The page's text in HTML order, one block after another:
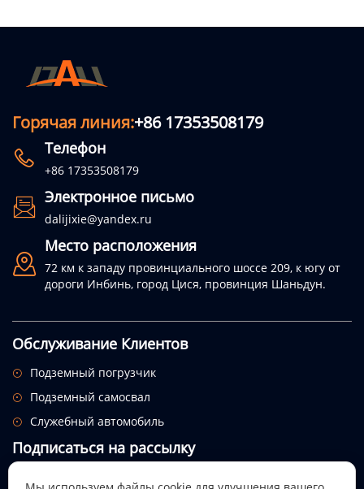
Горячая линия:+86 17353508179
 Телефон
+86 17353508179
 Электронное письмо
dalijixie@yandex.ru

Место расположения
72 км к западу провинциального шоссе 209, к югу от
дороги Инбинь, город Цися, провинция Шаньдун.
Обслуживание Клиентов
 Подземный погрузчик
 Подземный самосвал
 Служебный автомобиль
Подписаться на рассылку